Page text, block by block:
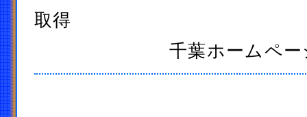
取得
千葉ホームペー